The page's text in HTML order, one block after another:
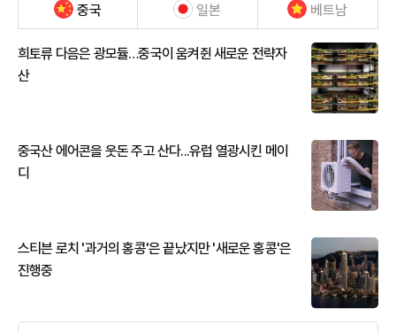
중국 일본 베트남
희토류 다음은 광모듈…중국이 움켜쥔 새로운 전략자
산
중국산 에어콘을 웃돈 주고 산다...유럽 열광시킨 메이
디
스티븐 로치 '과거의 홍콩'은 끝났지만 '새로운 홍콩'은
진행중